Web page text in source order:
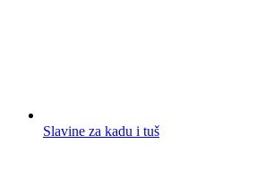
Slavine za kadu i tuš